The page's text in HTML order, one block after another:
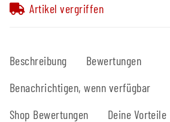
Artikel vergriffen
Beschreibung
Bewertungen
Benachrichtigen, wenn verfügbar
Shop Bewertungen
Deine Vorteile